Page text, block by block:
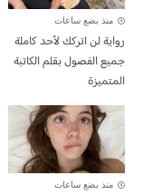
منذ بضع ساعات
رواية لن اتركك لأحد كاملة
جميع الفصول بقلم الكاتبة
المتميزة
منذ بضع ساعات